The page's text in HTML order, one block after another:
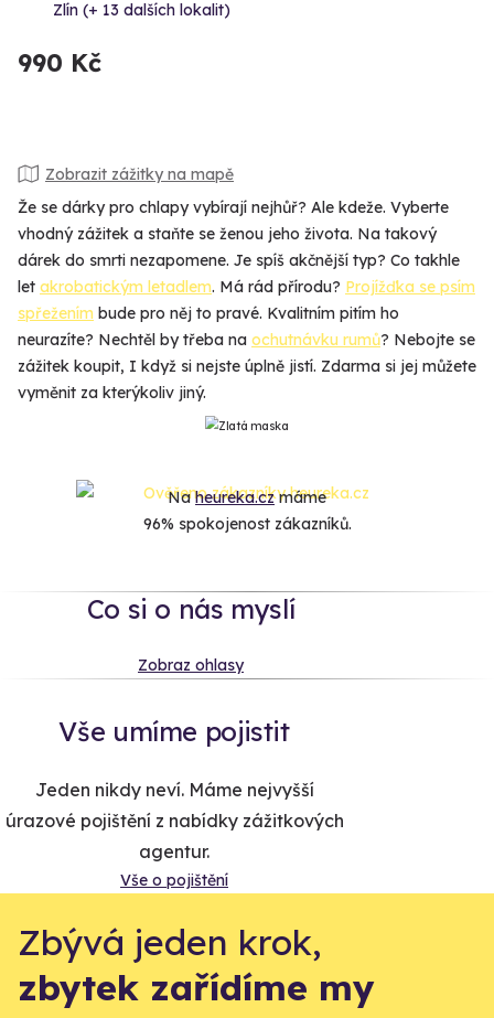
Zlín (+ 13 dalších lokalit)
990 Kč
Zobrazit zážitky na mapě
Že se dárky pro chlapy vybírají nejhůř? Ale kdeže. Vyberte
vhodný zážitek a staňte se ženou jeho života. Na takový
dárek do smrti nezapomene. Je spíš akčnější typ? Co takhle
let akrobatickým letadlem. Má rád přírodu? Projížďka se psím
spřežením bude pro něj to pravé. Kvalitním pitím ho
neurazíte? Nechtěl by třeba na ochutnávku rumů? Nebojte se
zážitek koupit, I když si nejste úplně jistí. Zdarma si jej můžete
vyměnit za kterýkoliv jiný.
Naheureka.czmáme
96% spokojenost zákazníků.
Co si o nás myslí
Zobraz ohlasy
Vše umíme pojistit
Jeden nikdy neví. Máme nejvyšší
úrazové pojištění z nabídky zážitkových
agentur.
Vše o pojištění
Zbývá jeden krok,
zbytek zařídíme my